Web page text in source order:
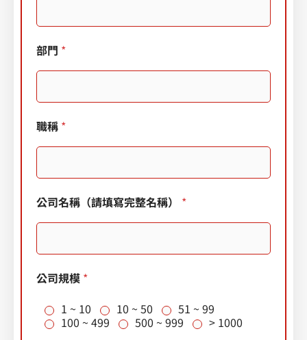
部門 *
職稱 *
公司名稱（請填寫完整名稱） *
公司規模 *
1 ~ 10
10 ~ 50
51 ~ 99
100 ~ 499
500 ~ 999
> 1000